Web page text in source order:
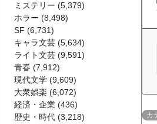
カ
ミステリー (5,379)
ホラー (8,498)
SF (6,731)
キャラ文芸 (5,634)
ライト文芸 (9,591)
青春 (7,912)
現代文学 (9,609)
大衆娯楽 (6,072)
経済・企業 (436)
歴史・時代 (3,218)